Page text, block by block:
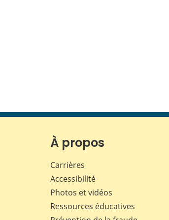
À propos
Carrières
Accessibilité
Photos et vidéos
Ressources éducatives